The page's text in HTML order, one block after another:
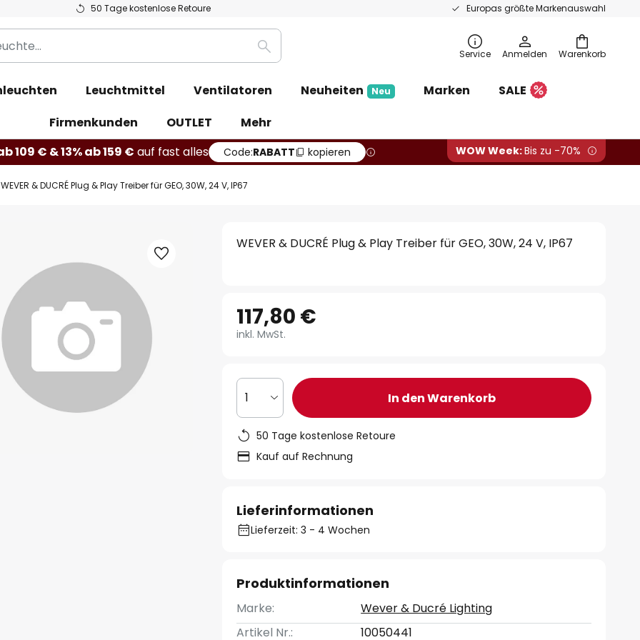
50 Tage kostenlose Retoure Europas größte Markenauswahl
Warenkorb
Suche Service Anmelden
Leuchtmittel Ventilatoren Neuheiten Neu Marken
SALE
Firmenkunden
OUTLET
Mehr
109 € & 13% ab 159 € auf fast alles Code:RABATT kopieren WOW Week:Bis zu -70%
WEVER & DUCRÉ Plug & Play Treiber für GEO, 30W, 24 V, IP67
WEVER & DUCRÉ Plug & Play Treiber für GEO, 30W, 24 V, IP67
117,80 €
inkl. MwSt.
1 In den Warenkorb
50 Tage kostenlose Retoure
Kauf auf Rechnung
Lieferinformationen
Lieferzeit: 3 - 4 Wochen
Produktinformationen
Marke:
Wever & Ducré Lighting
Artikel Nr.:
10050441